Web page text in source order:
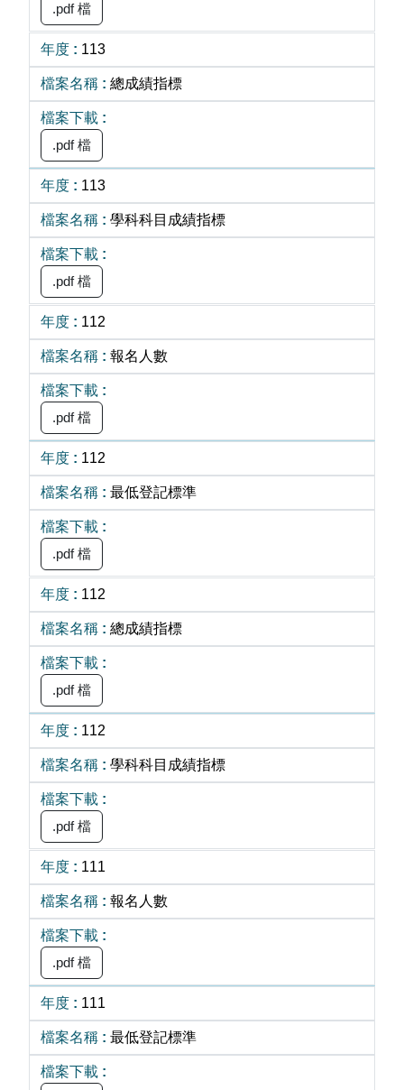
.pdf 檔
113
總成績指標
.pdf 檔
113
學科科目成績指標
.pdf 檔
112
報名人數
.pdf 檔
112
最低登記標準
.pdf 檔
112
總成績指標
.pdf 檔
112
學科科目成績指標
.pdf 檔
111
報名人數
.pdf 檔
111
最低登記標準